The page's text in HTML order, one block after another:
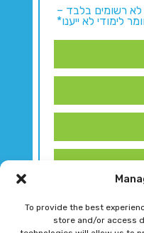
To provide the best
store and/or access
לא רשומים בלבד –
לימודי לא ייענו*